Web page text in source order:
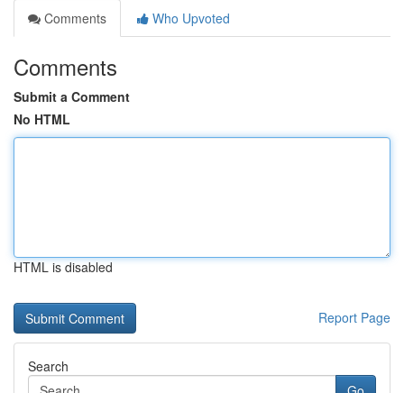
Comments
Who Upvoted
Comments
Submit a Comment
No HTML
HTML is disabled
Report Page
Search